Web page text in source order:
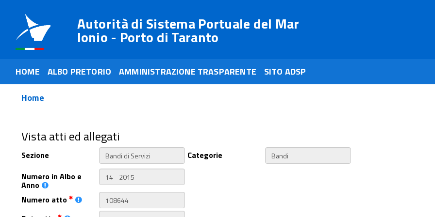
Autorità di Sistema Portuale del Mar
Ionio - Porto di Taranto
HOME ALBO PRETORIO AMMINISTRAZIONE TRASPARENTE
SITO ADSP
Home
Vista atti ed allegati
Sezione
Categorie
Numero in Albo e
Anno
Numero atto